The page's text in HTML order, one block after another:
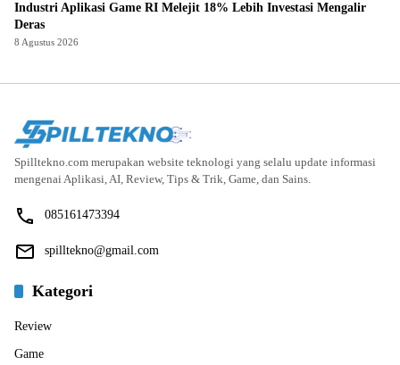
Industri Aplikasi Game RI Melejit 18% Lebih Investasi Mengalir
Deras
8 Agustus 2026
Spilltekno.com merupakan website teknologi yang selalu update informasi
mengenai Aplikasi, AI, Review, Tips & Trik, Game, dan Sains.
085161473394
spilltekno@gmail.com
Kategori
Review
Game